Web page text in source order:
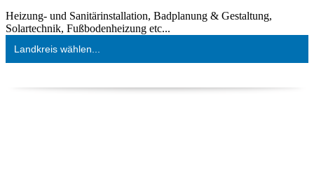
Heizung- und Sanitärinstallation, Badplanung & Gestaltung,
Solartechnik, Fußbodenheizung etc...
Landkreis wählen...